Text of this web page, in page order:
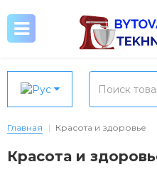
Главная Красота и здоровье
Красота и